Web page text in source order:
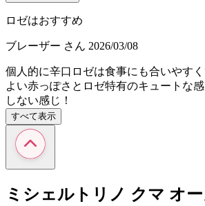
ロゼはおすすめ
ブレーザー さん 2026/03/08
個人的に辛口ロゼは食事にも合いやす
よい赤っぽさとロゼ特有のキュートな
しない感じ！
すべて表示
ミシェルトリノ クマ オ